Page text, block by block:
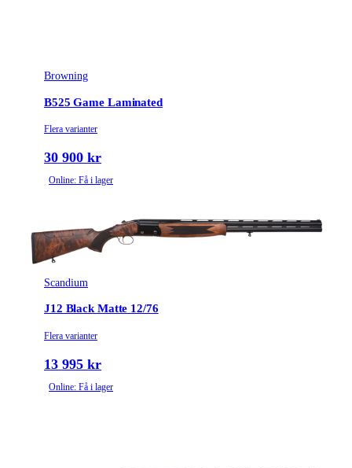
Browning
B525 Game Laminated
Flera varianter
30 900 kr
Online: Få i lager
Scandium
J12 Black Matte 12/76
Flera varianter
13 995 kr
Online: Få i lager